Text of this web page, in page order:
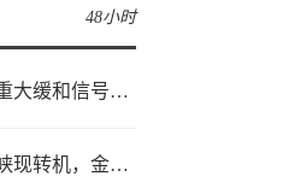
48小时
8月5日财经早餐：美伊释放重大缓和信号，现货黄金高位持稳，美油重挫超6%
黄金交易提醒：霍尔木兹海峡现转机，金价小幅反弹，能否借就业数据再上新台阶？